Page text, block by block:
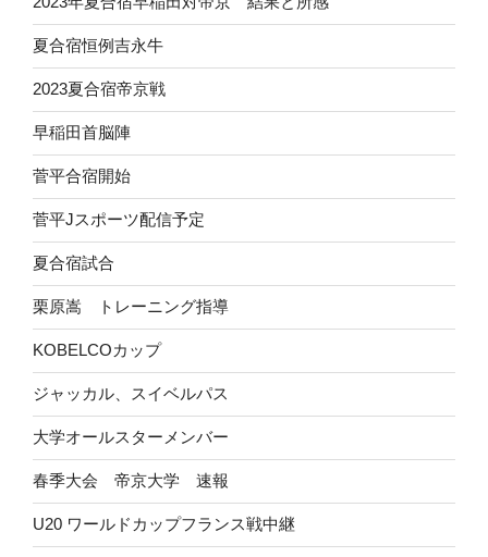
夏合宿恒例吉永牛
2023夏合宿帝京戦
早稲田首脳陣
菅平合宿開始
菅平Jスポーツ配信予定
夏合宿試合
栗原嵩 トレーニング指導
KOBELCOカップ
ジャッカル、スイベルパス
大学オールスターメンバー
春季大会 帝京大学 速報
U20 ワールドカップフランス戦中継